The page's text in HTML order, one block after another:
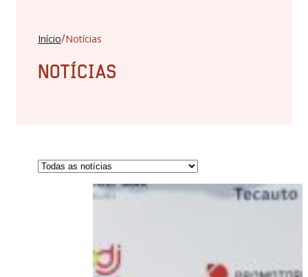
Início/Notícias
NOTÍCIAS